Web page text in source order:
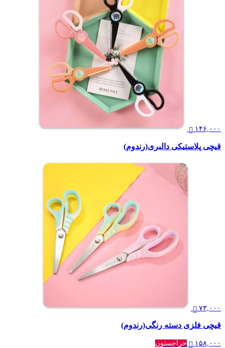
۱۴۶,۰۰۰
قیچی پلاستیکی دالبری(رندوم)
۷۳,۰۰۰
قیچی فلزی دسته رنگی(رندوم)
۱۵۸,۰۰۰ حراجستون